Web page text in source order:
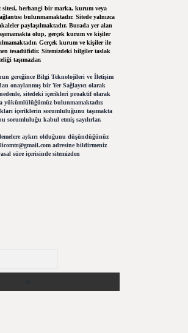
sitesi, herhangi bir marka, kurum veya
bulunmamaktadır. Sitede yalnızca
paylaşılmaktadır. Burada yer alan
olup, gerçek kurum ve kişiler
Gerçek kurum ve kişiler ile
tesadüfidir. Sitemizdeki bilgiler taslak
taşımazlar.
gereğince Bilgi Teknolojileri ve İletişim
onaylanmış bir Yer Sağlayıcı olarak
sitedeki içerikleri proaktif olarak
yükümlülüğümüz bulunmamaktadır.
içeriklerin sorumluluğunu taşımakta
sorumluluğu kabul etmiş sayılırlar.
aykırı olduğunu düşündüğünüz
adresine bildirmeniz
süre içerisinde sitemizden